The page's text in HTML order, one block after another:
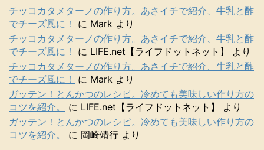
チッコカタメターノの作り方。あさイチで紹介、牛乳と酢
でチーズ風に！
に Mark より
チッコカタメターノの作り方。あさイチで紹介、牛乳と酢
でチーズ風に！
に LIFE.net【ライフドットネット】
より
チッコカタメターノの作り方。あさイチで紹介、牛乳と酢
でチーズ風に！
に Mark より
ガッテン！とんかつのレシピ。冷めても美味しい作り方の
コツを紹介。
に LIFE.net【ライフドットネット】
より
ガッテン！とんかつのレシピ。冷めても美味しい作り方の
コツを紹介。
に 岡崎靖行 より